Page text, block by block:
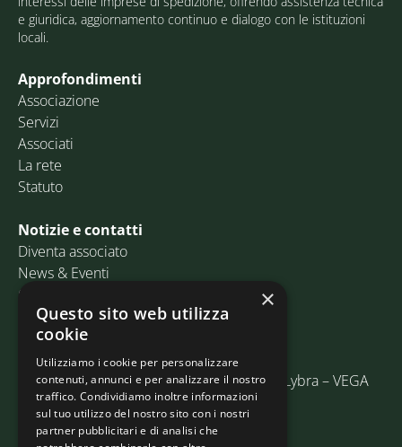
e giuridica, aggiornamento continuo e dialogo con le istituzioni
locali.
Approfondimenti
Associazione
Servizi
Associati
La rete
Statuto
Notizie e contatti
Diventa associato
News & Eventi
Contatti
Email:info@assosped.it
PEC: assospedvenezia@pec.fedespedi.it
Indirizzo: Via delle Industrie, 19/C Edificio Lybra – VEGA
30175 Marghera (VE)
×
Questo sito web utilizza
cookie
Utilizziamo i cookie per personalizzare
contenuti, annunci e per analizzare il nostro
traffico. Condividiamo inoltre informazioni
sul tuo utilizzo del nostro sito con i nostri
partner pubblicitari e di analisi che